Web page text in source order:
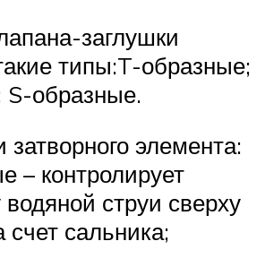
заглушки
типы:T-образные;
S-образные.
элемента:
– контролирует
водяной струи сверху
сальника;